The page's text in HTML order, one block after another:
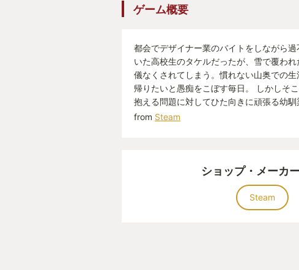
ゲーム概要
都会でデザイナー業のバイトをしながら
いた高校生のタケルだったが、雪で覆わ
儀なくされてしまう。慣れない山奥での
帰りたいと愚痴をこぼす毎日。 しかしそ
抱える問題に対してひた向きに頑張る幼馴
from Steam
ショップ・メーカ
Steam